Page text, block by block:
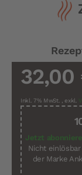
32,00
Inkl. 7% MwSt. ,exkl.
Jetzt
Nicht
der Marke